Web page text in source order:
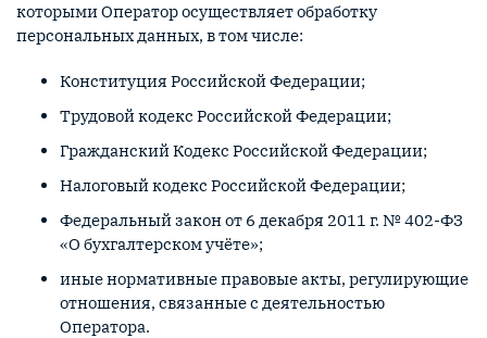
которыми Оператор осуществляет обработку
персональных данных, в том числе:
Конституция Российской Федерации;
Трудовой кодекс Российской Федерации;
Гражданский Кодекс Российской Федерации;
Налоговый кодекс Российской Федерации;
Федеральный закон от 6 декабря 2011 г. № 402-ФЗ
«О бухгалтерском учёте»;
иные нормативные правовые акты, регулирующие
отношения, связанные с деятельностью
Оператора.